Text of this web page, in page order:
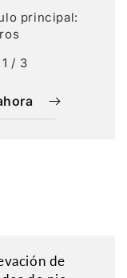
principal:
/ 3
de